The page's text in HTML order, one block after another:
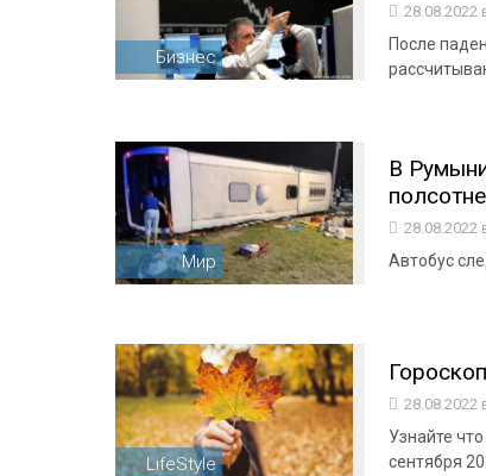
Бизнес
28.08.2022
После
Мир
В
28.08.2022
Автобус
LifeStyle
28.08.2022
Узнайте
сентября